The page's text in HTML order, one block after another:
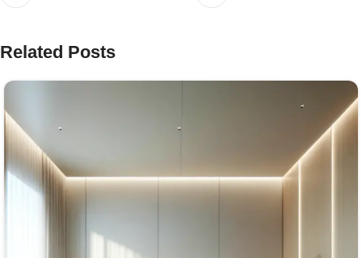
Related Posts